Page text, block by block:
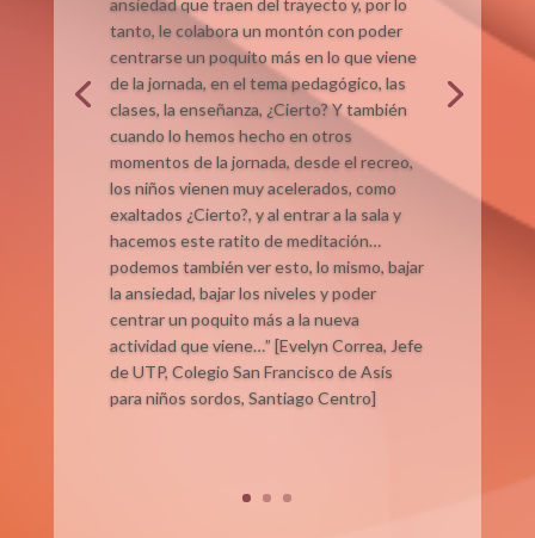
tanto, le colabora un montón con poder
centrarse un poquito más en lo que viene
de la jornada, en el tema pedagógico, las
clases, la enseñanza, ¿Cierto? Y también
cuando lo hemos hecho en otros
momentos de la jornada, desde el recreo,
los niños vienen muy acelerados, como
exaltados ¿Cierto?, y al entrar a la sala y
hacemos este ratito de meditación…
podemos también ver esto, lo mismo, bajar
la ansiedad, bajar los niveles y poder
centrar un poquito más a la nueva
actividad que viene…” [Evelyn Correa, Jefe
de UTP, Colegio San Francisco de Asís
para niños sordos, Santiago Centro]